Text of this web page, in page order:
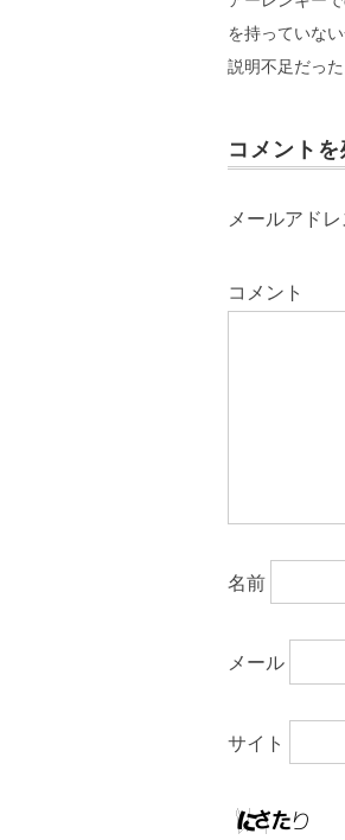
を持っていな
説明不足だっ
コメント
メールアド
コメント
名前
メール
サイト